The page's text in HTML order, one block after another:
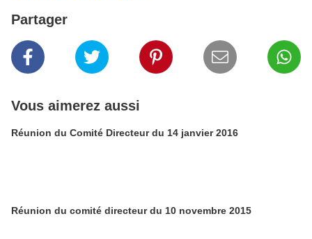
Partager
Vous aimerez aussi
Réunion du Comité Directeur du 14 janvier 2016
Réunion du comité directeur du 10 novembre 2015